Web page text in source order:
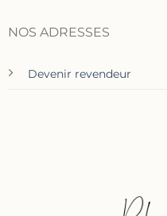
NOS ADRESSES
Devenir revendeur